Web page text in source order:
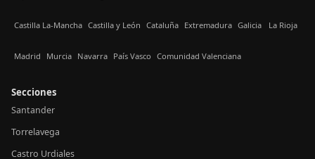
Castilla La-Mancha Castilla y León Cataluña Extremadura Galicia La Rioja
Madrid Murcia Navarra País Vasco Comunidad Valenciana
Secciones
Santander
Torrelavega
Castro Urdiales